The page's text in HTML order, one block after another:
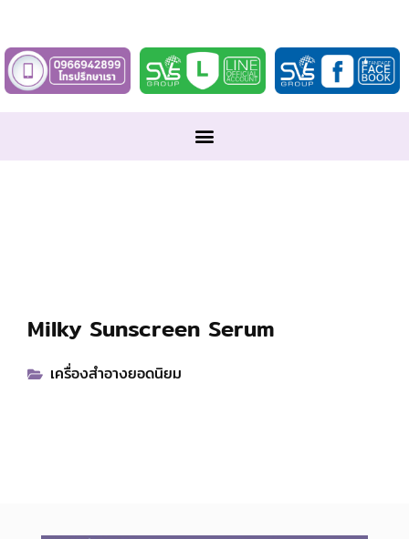
Milky Sunscreen Serum
เครื่องสำอางยอดนิยม